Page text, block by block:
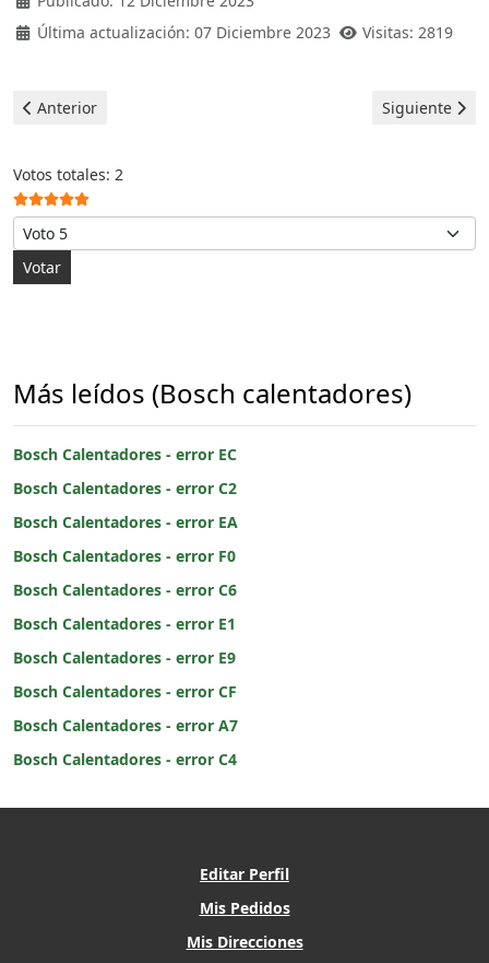
Última actualización: 07 Diciembre 2023
Visitas: 2819
Artículo anterior: Bosch Calentadores - error A7
Anterior Artículo
Siguiente
Ratio:5/5
Votos totales: 2
Por favor, vote
Más leídos (Bosch calentadores)
Bosch Calentadores - error EC
Bosch Calentadores - error C2
Bosch Calentadores - error EA
Bosch Calentadores - error F0
Bosch Calentadores - error C6
Bosch Calentadores - error E1
Bosch Calentadores - error E9
Bosch Calentadores - error CF
Bosch Calentadores - error A7
Bosch Calentadores - error C4
Editar Perfil
Mis Pedidos
Mis Direcciones